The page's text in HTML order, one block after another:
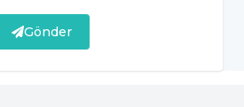
ve yaptığında beliren
Gönder